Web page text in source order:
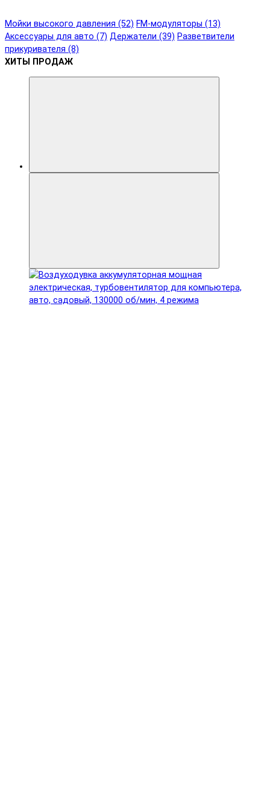
Мойки высокого давления (52) FM-модуляторы (13)
Аксессуары для авто (7) Держатели (39) Разветвители
прикуривателя (8)
ХИТЫ ПРОДАЖ